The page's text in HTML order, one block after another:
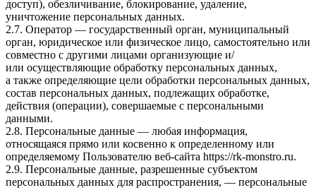
доступ), обезличивание, блокирование, удаление,
уничтожение персональных данных.
2.7. Оператор — государственный орган, муниципальный
орган, юридическое или физическое лицо, самостоятельно или
совместно с другими лицами организующие и/
или осуществляющие обработку персональных данных,
а также определяющие цели обработки персональных данных,
состав персональных данных, подлежащих обработке,
действия (операции), совершаемые с персональными
данными.
2.8. Персональные данные — любая информация,
относящаяся прямо или косвенно к определенному или
определяемому Пользователю веб-сайта https://rk-monstro.ru.
2.9. Персональные данные, разрешенные субъектом
персональных данных для распространения, — персональные